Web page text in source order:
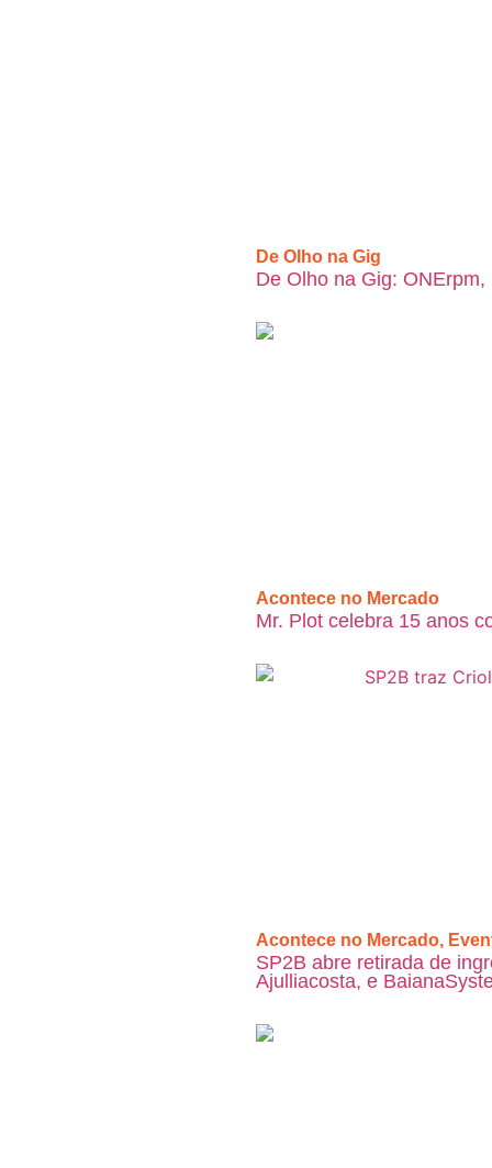
De Olho na Gig
De Olho na Gig:
Acontece no Mercado
Mr. Plot celebra 15 anos
Acontece no Mercado,
SP2B abre retirada de
Ajulliacosta, e